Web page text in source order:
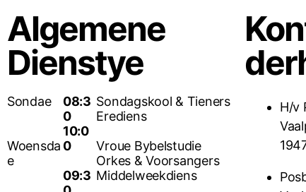
Algemene
Dienstye
Sondae
Woensda
e
08:3
0
10:0
0
09:3
Sondagskool & Tieners
Erediens
Vroue Bybelstudie
Orkes & Voorsangers
Middelweekdiens
H/v